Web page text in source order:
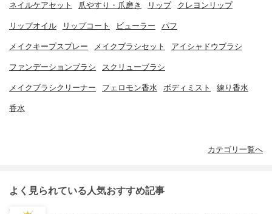
ネイルケアセット 爪やすり・爪磨き リップ クレヨンリップ
リップオイル リップコート ビューラー パフ
メイクキープスプレー メイクブラシセット アイシャドウブラシ
ファンデーションブラシ スクリューブラシ
メイクブラシクリーナー フェロモン香水 ボディミスト 練り香水
香水
カテゴリ一覧へ
よく見られている人気おすすめ記事